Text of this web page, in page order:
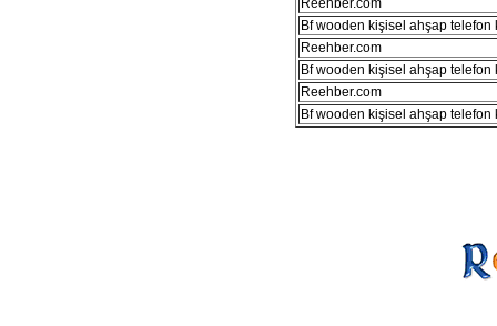
Reehber.com
Bf wooden kişisel ahşap telefon
Reehber.com
Bf wooden kişisel ahşap telefon
Reehber.com
Bf wooden kişisel ahşap telefon